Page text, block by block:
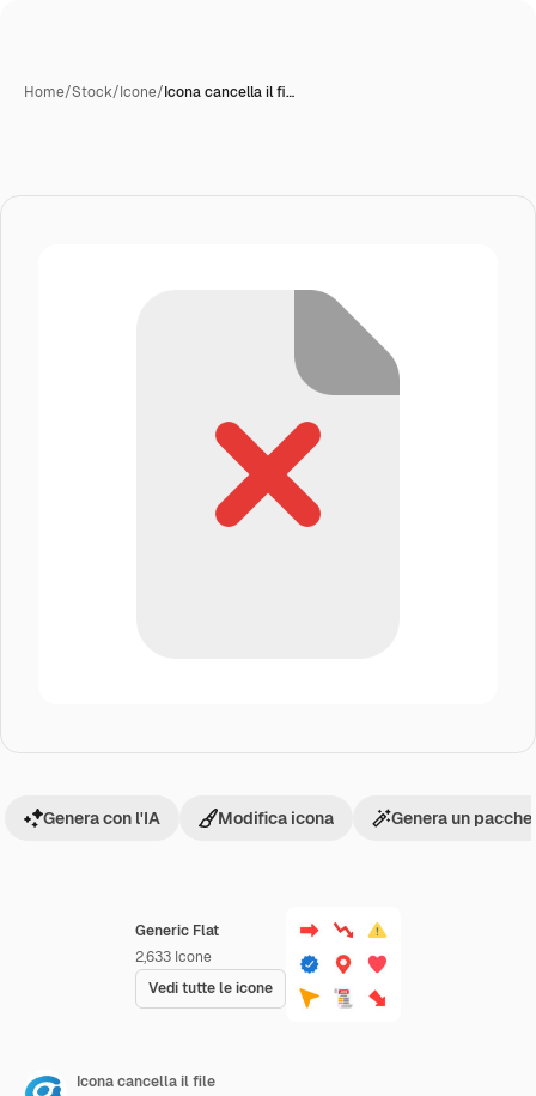
Home/Stock/Icone/Icona cancella il fi…
Generic Flat
2,633 Icone
Vedi tutte le icone
Genera con l'IA Modifica icona Genera un
Icona cancella il file